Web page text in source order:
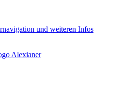
und weiteren Infos